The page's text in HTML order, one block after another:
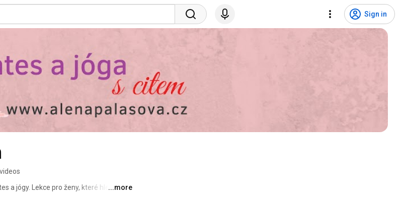
Sign in
a jógy. Lekce pro ženy, které hledají
drilu. Na cvičení se můžete těšit a
...more